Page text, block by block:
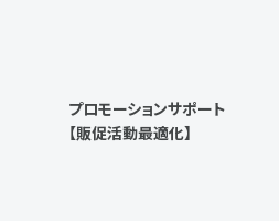
プロモーションサポート
【販促活動最適化】